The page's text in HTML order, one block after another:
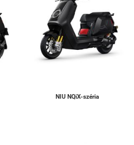
NIU NQiX-széria